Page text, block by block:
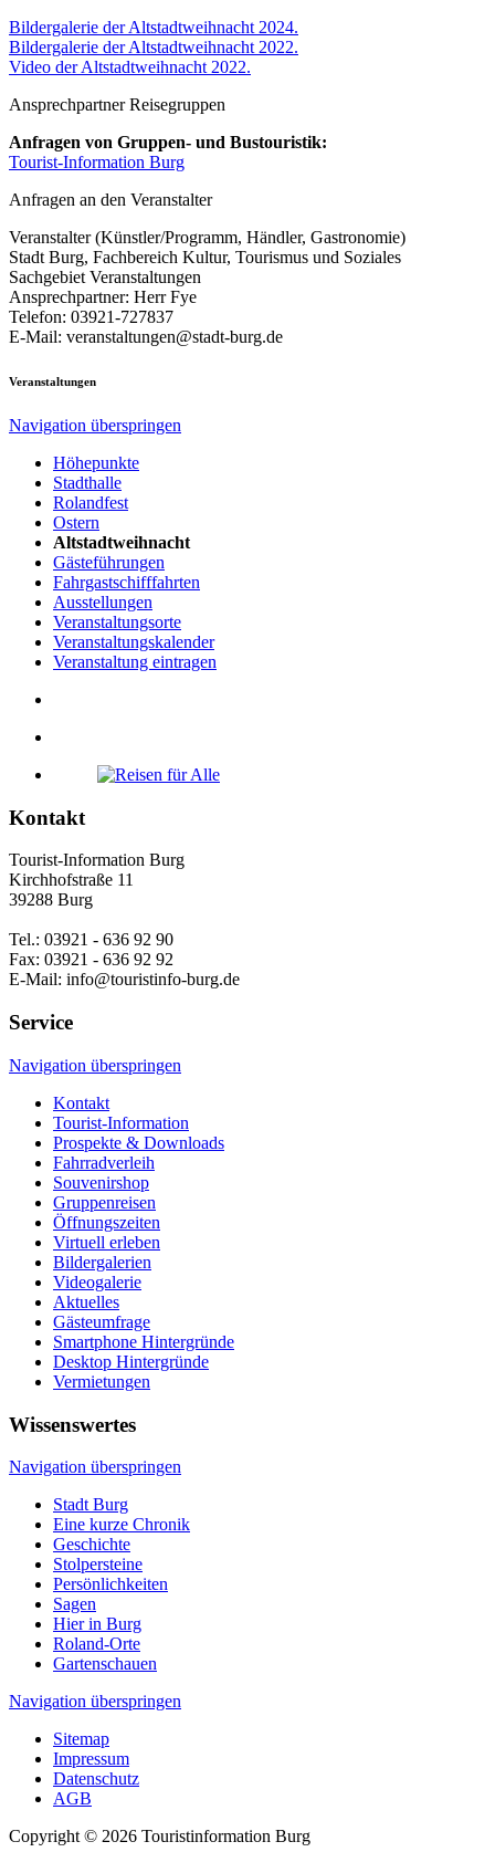
Bildergalerie der Altstadtweihnacht 2024.
Bildergalerie der Altstadtweihnacht 2022.
Video der Altstadtweihnacht 2022.
Ansprechpartner Reisegruppen
Anfragen von Gruppen- und Bustouristik:
Tourist-Information Burg
Anfragen an den Veranstalter
Veranstalter (Künstler/Programm, Händler, Gastronomie)
Stadt Burg, Fachbereich Kultur, Tourismus und Soziales
Sachgebiet Veranstaltungen
Ansprechpartner: Herr Fye
Telefon: 03921-727837
E-Mail: veranstaltungen@stadt-burg.de
Veranstaltungen
Navigation überspringen
Höhepunkte
Stadthalle
Rolandfest
Ostern
Altstadtweihnacht
Gästeführungen
Fahrgastschifffahrten
Ausstellungen
Veranstaltungsorte
Veranstaltungskalender
Veranstaltung eintragen
Kontakt
Tourist-Information Burg
Kirchhofstraße 11
39288 Burg
Tel.: 03921 - 636 92 90
Fax: 03921 - 636 92 92
E-Mail: info@touristinfo-burg.de
Service
Navigation überspringen
Kontakt
Tourist-Information
Prospekte & Downloads
Fahrradverleih
Souvenirshop
Gruppenreisen
Öffnungszeiten
Virtuell erleben
Bildergalerien
Videogalerie
Aktuelles
Gästeumfrage
Smartphone Hintergründe
Desktop Hintergründe
Vermietungen
Wissenswertes
Navigation überspringen
Stadt Burg
Eine kurze Chronik
Geschichte
Stolpersteine
Persönlichkeiten
Sagen
Hier in Burg
Roland-Orte
Gartenschauen
Navigation überspringen
Sitemap
Impressum
Datenschutz
AGB
Copyright © 2026 Touristinformation Burg